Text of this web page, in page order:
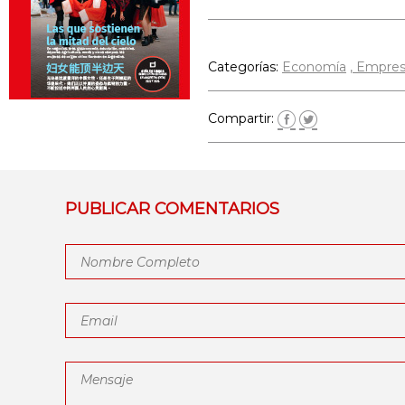
Categorías: Economía
Compartir:
PUBLICAR COMENTARIOS